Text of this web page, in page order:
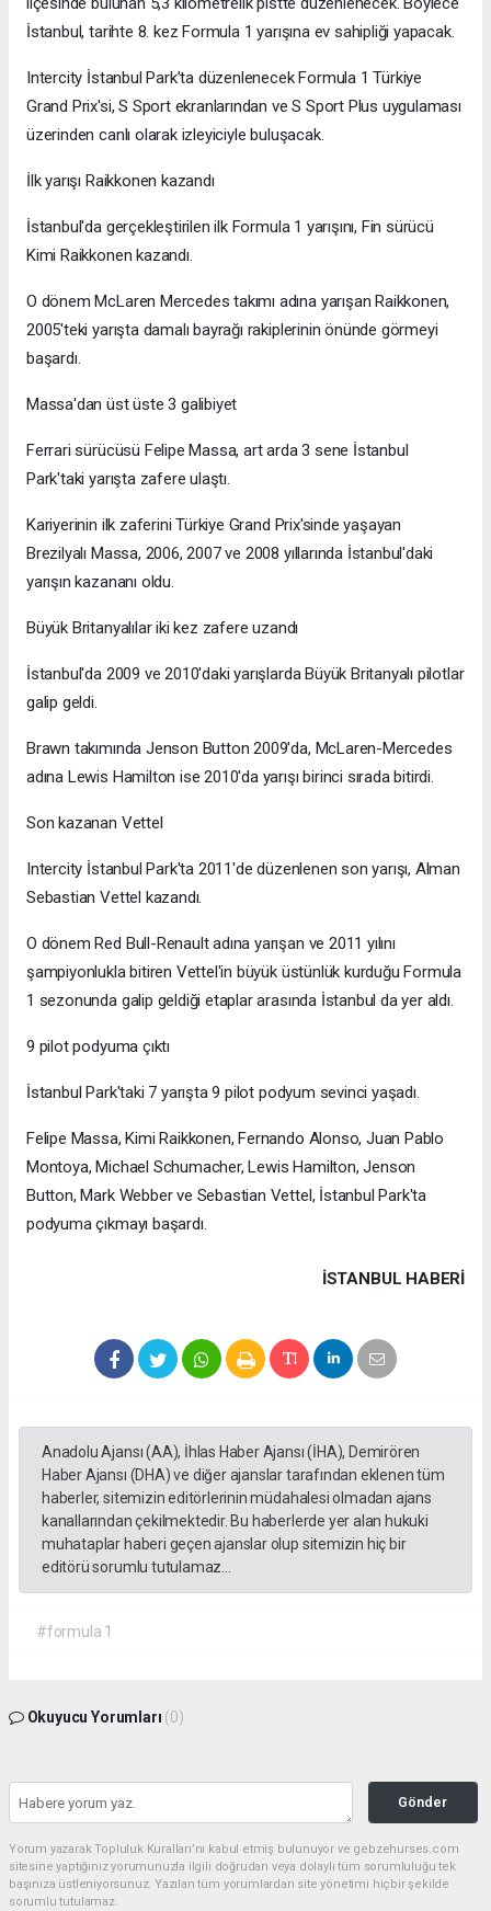
İstanbul, tarihte 8. kez Formula 1 yarışına ev sahipliği yapacak.
Intercity İstanbul Park’ta düzenlenecek Formula 1 Türkiye
Grand Prix'si, S Sport ekranlarından ve S Sport Plus uygulaması
üzerinden canlı olarak izleyiciyle buluşacak.
İlk yarışı Raikkonen kazandı
İstanbul'da gerçekleştirilen ilk Formula 1 yarışını, Fin sürücü
Kimi Raikkonen kazandı.
O dönem McLaren Mercedes takımı adına yarışan Raikkonen,
2005'teki yarışta damalı bayrağı rakiplerinin önünde görmeyi
başardı.
Massa'dan üst üste 3 galibiyet
Ferrari sürücüsü Felipe Massa, art arda 3 sene İstanbul
Park'taki yarışta zafere ulaştı.
Kariyerinin ilk zaferini Türkiye Grand Prix'sinde yaşayan
Brezilyalı Massa, 2006, 2007 ve 2008 yıllarında İstanbul'daki
yarışın kazananı oldu.
Büyük Britanyalılar iki kez zafere uzandı
İstanbul'da 2009 ve 2010'daki yarışlarda Büyük Britanyalı pilotlar
galip geldi.
Brawn takımında Jenson Button 2009'da, McLaren-Mercedes
adına Lewis Hamilton ise 2010'da yarışı birinci sırada bitirdi.
Son kazanan Vettel
Intercity İstanbul Park'ta 2011'de düzenlenen son yarışı, Alman
Sebastian Vettel kazandı.
O dönem Red Bull-Renault adına yarışan ve 2011 yılını
şampiyonlukla bitiren Vettel'in büyük üstünlük kurduğu Formula
1 sezonunda galip geldiği etaplar arasında İstanbul da yer aldı.
9 pilot podyuma çıktı
İstanbul Park'taki 7 yarışta 9 pilot podyum sevinci yaşadı.
Felipe Massa, Kimi Raikkonen, Fernando Alonso, Juan Pablo
Montoya, Michael Schumacher, Lewis Hamilton, Jenson
Button, Mark Webber ve Sebastian Vettel, İstanbul Park'ta
podyuma çıkmayı başardı.
İSTANBUL HABERİ
Anadolu Ajansı (AA), İhlas Haber Ajansı (İHA), Demirören
Haber Ajansı (DHA) ve diğer ajanslar tarafından eklenen tüm
haberler, sitemizin editörlerinin müdahalesi olmadan ajans
kanallarından çekilmektedir. Bu haberlerde yer alan hukuki
muhataplar haberi geçen ajanslar olup sitemizin hiç bir
editörü sorumlu tutulamaz...
#formula 1
Okuyucu Yorumları (0)
Gönder
Yorum yazarak Topluluk Kuralları’nı kabul etmiş bulunuyor ve gebzehurses.com
sitesine yaptığınız yorumunuzla ilgili doğrudan veya dolaylı tüm sorumluluğu tek
başınıza üstleniyorsunuz. Yazılan tüm yorumlardan site yönetimi hiçbir şekilde
sorumlu tutulamaz.